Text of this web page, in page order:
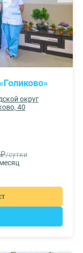
округ
40
/сутки